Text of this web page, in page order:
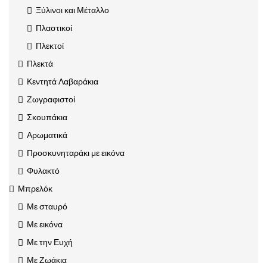
Ξύλινοι και Μέταλλο
Πλαστικοί
Πλεκτοί
Πλεκτά
Κεντητά Λαβαράκια
Ζωγραφιστοί
Σκουπάκια
Αρωματικά
Προσκυνηταράκι με εικόνα
Φυλακτό
Μπρελόκ
Με σταυρό
Με εικόνα
Με την Ευχή
Με Ζωάκια